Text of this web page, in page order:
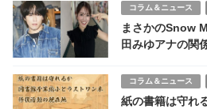
コラム＆ニュース
まさかのSnow
田みゆアナの関
コラム＆ニュース
紙の書籍は守れ